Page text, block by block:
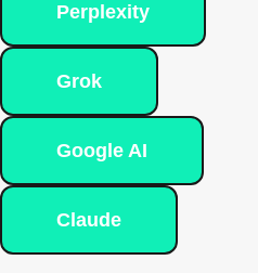
Perplexity
Grok
Google AI
Claude